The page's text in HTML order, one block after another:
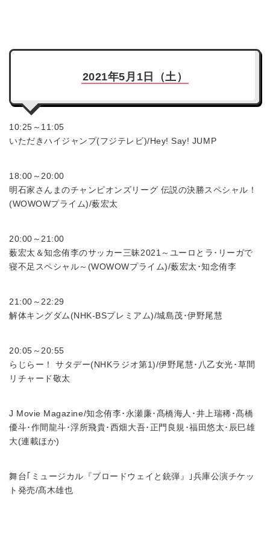
2021年5月1日（土）
10:25～11:05
いただきハイジャンプ(フジテレビ)/Hey! Say! JUMP
18:00～20:00
明石家さんまのチャンピオンズリーグ 伝説の決勝スペシャル！
(WOWOWプライム)/薮宏太
20:00～21:00
薮宏太＆知念侑李のサッカー三昧2021～ユーロとラ･リーガで
寝不足スペシャル～(WOWOWプライム)/薮宏太･知念侑李
21:00～22:29
解体キングダム(NHK-BSプレミアム)/城島茂･伊野尾慧
20:05～20:55
らじらー！ サタデー(NHKラジオ第1)/伊野尾慧･八乙女光･草間
リチャード敬太
J Movie Magazine/知念侑李･永瀬廉･髙橋海人･井上瑞稀･髙橋
優斗･作間龍斗･浮所飛貴･西畑大吾･正門良規･福田悠太･辰巳雄
大(連載ほか)
舞台｢ミュージカル『ブロードウェイと銃弾』｣兵庫公演チケッ
ト発売/髙木雄也